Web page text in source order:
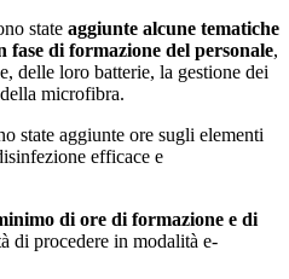
state aggiunte alcune tematiche
di formazione del personale,
delle loro batterie, la gestione dei
microfibra.
state aggiunte ore sugli elementi
efficace e
di ore di formazione e di
di procedere in modalità e-